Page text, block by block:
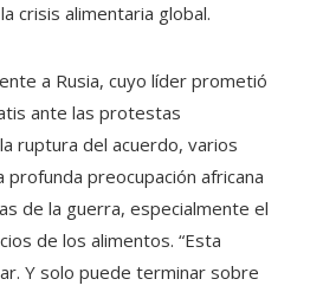
crisis alimentaria global.
a Rusia, cuyo líder prometió
ante las protestas
ruptura del acuerdo, varios
preocupación africana
de la guerra, especialmente el
de los alimentos. “Esta
Y solo puede terminar sobre